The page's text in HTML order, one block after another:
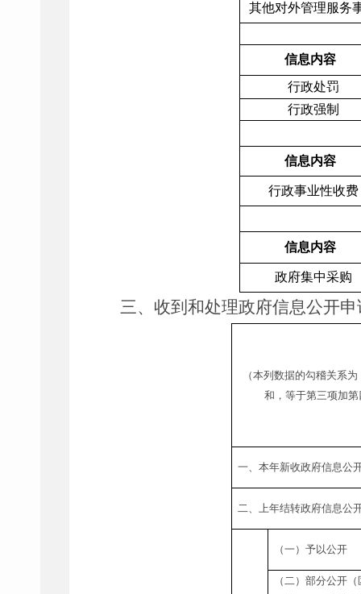
其他对外管理服务
信息内容
行政处罚
行政强制
信息内容
行政事业性收费
信息内容
政府集中采购
三、收到和处理政府信息公开
（本列数据的勾稽关系
和，等于第三项加
一、本年新收政府信息公
二、上年结转政府信息公
（一）予以公开
（二）部分公开